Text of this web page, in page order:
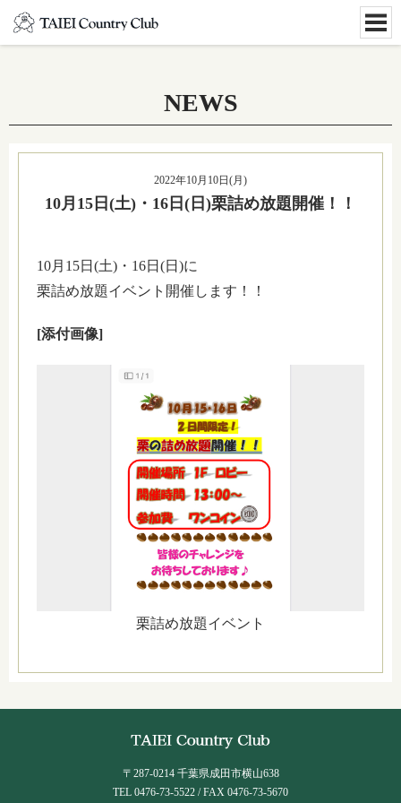
NEWS
2022年10月10日(月)
10月15日(土)・16日(日)栗詰め放題開催！！
10月15日(土)・16日(日)に
栗詰め放題イベント開催します！！
[添付画像]
栗詰め放題イベント
〒287-0214 千葉県成田市横山638
TEL 0476-73-5522 / FAX 0476-73-5670